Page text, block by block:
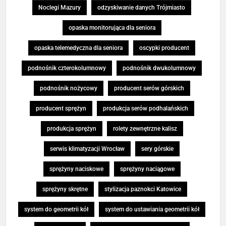
Noclegi Mazury odzyskiwanie danych Trójmiasto
opaska monitorująca dla seniora
opaska telemedyczna dla seniora oscypki producent
podnośnik czterokolumnowy podnośnik dwukolumnowy
podnośnik nożycowy producent serów górskich
producent sprężyn produkcja serów podhalańskich
produkcja sprężyn rolety zewnętrzne kalisz
serwis klimatyzacji Wrocław sery górskie
sprężyny naciskowe sprężyny naciągowe
sprężyny skrętne stylizacja paznokci Katowice
system do geometrii kół system do ustawiania geometrii kół